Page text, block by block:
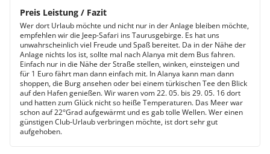
Preis Leistung / Fazit
Wer dort Urlaub möchte und nicht nur in der Anlage bleiben möchte,
empfehlen wir die Jeep-Safari ins Taurusgebirge. Es hat uns
unwahrscheinlich viel Freude und Spaß bereitet. Da in der Nähe der
Anlage nichts los ist, sollte mal nach Alanya mit dem Bus fahren.
Einfach nur in die Nähe der Straße stellen, winken, einsteigen und
für 1 Euro fährt man dann einfach mit. In Alanya kann man dann
shoppen, die Burg ansehen oder bei einem türkischen Tee den Blick
auf den Hafen genießen. Wir waren vom 22. 05. bis 29. 05. 16 dort
und hatten zum Glück nicht so heiße Temperaturen. Das Meer war
schon auf 22°Grad aufgewärmt und es gab tolle Wellen. Wer einen
günstigen Club-Urlaub verbringen möchte, ist dort sehr gut
aufgehoben.